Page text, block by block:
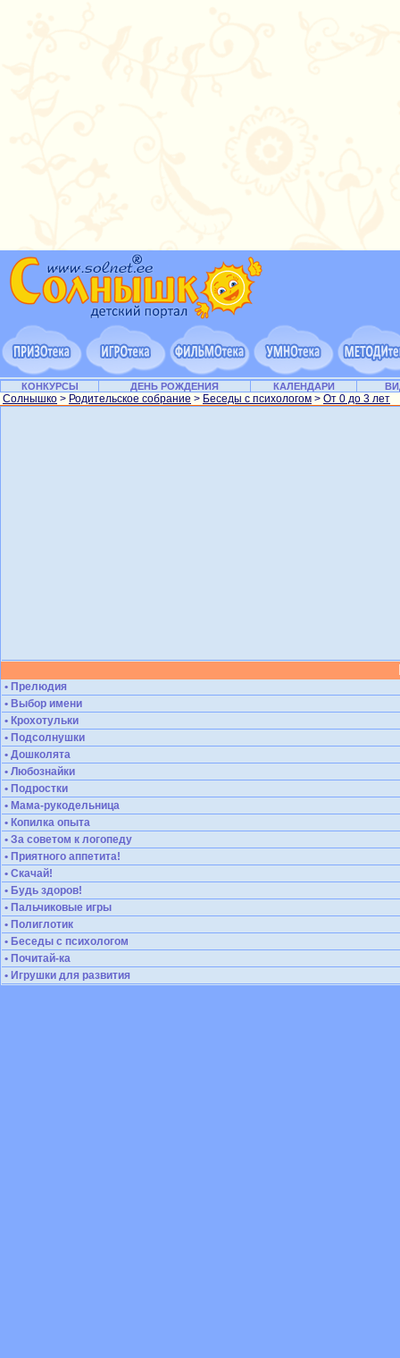
КОНКУРСЫ ДЕНЬ РОЖДЕНИЯ КАЛЕНДАРИ
Солнышко > Родительское собрание > Беседы с психологом > От 0 до 3 лет
• Прелюдия
• Выбор имени
• Крохотульки
• Подсолнушки
• Дошколята
• Любознайки
• Подростки
• Мама-рукодельница
• Копилка опыта
• За советом к логопеду
• Приятного аппетита!
• Скачай!
• Будь здоров!
• Пальчиковые игры
• Полиглотик
• Беседы с психологом
• Почитай-ка
• Игрушки для развития